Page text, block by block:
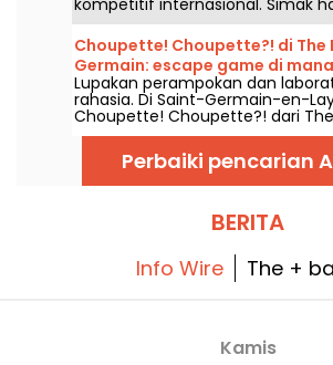
kompetitif internasional. Simak
skor, pemenang tiap turnamen,
pertandingan mendatang.
Choupette! Choupette?! di The
Germain: escape game di
dan kucing saling menuntaskan
mereka.
Lupakan perampokan dan
rahasia. Di Saint-Germain-en-
Choupette! Choupette?! dari
membawa para pemain ke
di mana misi menjaga anjing yang
sederhana berubah jadi perang
anjing melawan kucing.
Perbaiki pencarian
BERITA
Info Wire The +
Kamis